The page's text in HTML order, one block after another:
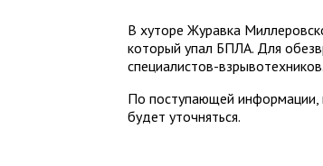
В хуторе Журавка
который упал БПЛА. Для
специалистов-взрывотехников.
По поступающей информации,
будет уточняться.